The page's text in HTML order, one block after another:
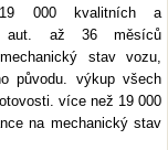
000 kvalitních a
aut. až 36 měsíců
stav vozu,
původu. výkup všech
více než 19 000
na mechanický stav